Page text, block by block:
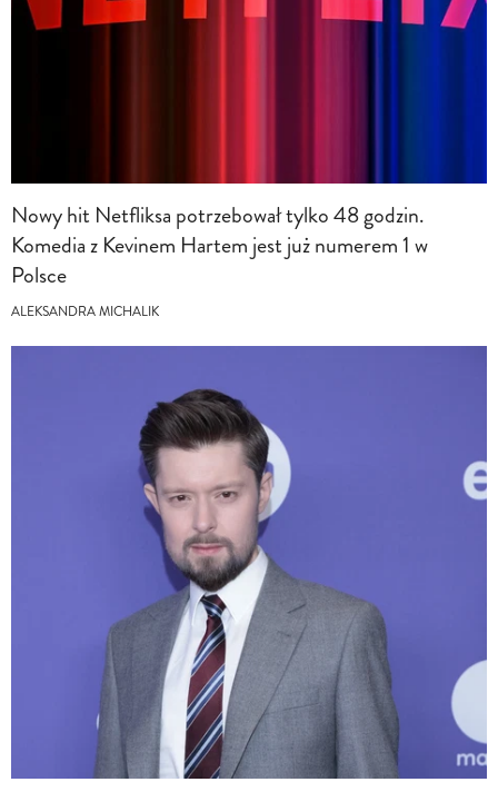
Nowy hit Netfliksa potrzebował tylko 48 godzin.
Komedia z Kevinem Hartem jest już numerem 1 w
Polsce
ALEKSANDRA MICHALIK